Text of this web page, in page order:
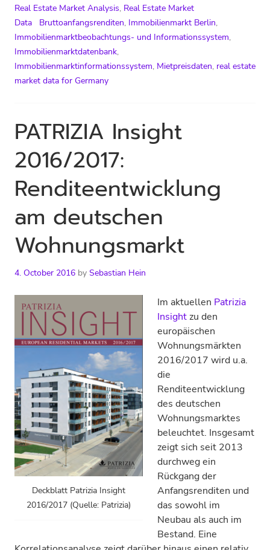
Real Estate Market Analysis, Real Estate Market
Data
Bruttoanfangsrenditen, Immobilienmarkt Berlin,
Immobilienmarktbeobachtungs- und Informationssystem,
Immobilienmarktdatenbank,
Immobilienmarktinformationssystem, Mietpreisdaten, real estate
market data for Germany
PATRIZIA Insight
2016/2017:
Renditeentwicklung
am deutschen
Wohnungsmarkt
4. October 2016 by Sebastian Hein
Deckblatt Patrizia Insight
2016/2017 (Quelle: Patrizia)
Im aktuellen Patrizia
Insightzu den
europäischen
Wohnungsmärkten
2016/2017 wird u.a.
die
Renditeentwicklung
des deutschen
Wohnungsmarktes
beleuchtet. Insgesamt
zeigt sich seit 2013
durchweg ein
Rückgang der
Anfangsrenditen und
das sowohl im
Neubau als auch im
Bestand. Eine